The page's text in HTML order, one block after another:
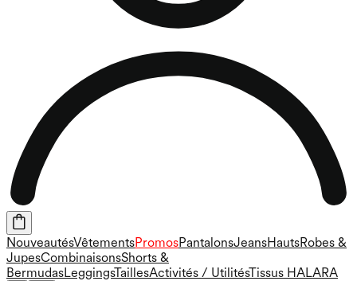
NouveautésVêtementsPromosPantalonsJeansHautsRobes &
JupesCombinaisonsShorts &
BermudasLeggingsTaillesActivités / UtilitésTissus HALARA